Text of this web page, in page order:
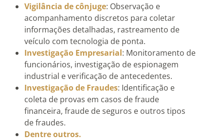
Vigilância de cônjuge: Observação e
acompanhamento discretos para coletar
informações detalhadas, rastreamento de
veículo com tecnologia de ponta.
Investigação Empresarial: Monitoramento de
funcionários, investigação de espionagem
industrial e verificação de antecedentes.
Investigação de Fraudes: Identificação e
coleta de provas em casos de fraude
financeira, fraude de seguros e outros tipos
de fraudes.
Dentre outros.